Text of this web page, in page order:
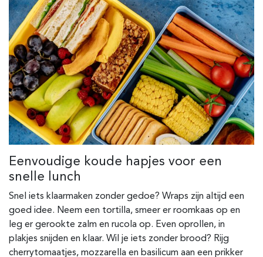
Eenvoudige koude hapjes voor een
snelle lunch
Snel iets klaarmaken zonder gedoe? Wraps zijn altijd een
goed idee. Neem een tortilla, smeer er roomkaas op en
leg er gerookte zalm en rucola op. Even oprollen, in
plakjes snijden en klaar. Wil je iets zonder brood? Rijg
cherrytomaatjes, mozzarella en basilicum aan een prikker